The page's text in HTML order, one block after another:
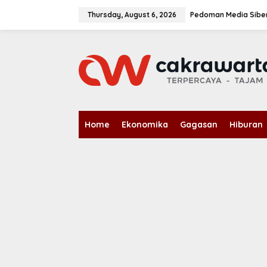
Thursday, August 6, 2026 Pedoman Media
Home Ekonomika Gagasan Hiburan